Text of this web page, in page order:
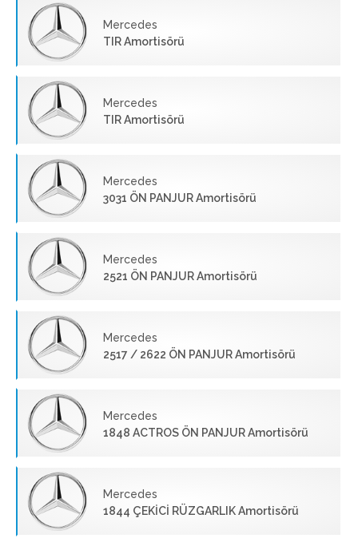
Mercedes
TIR Amortisörü
Mercedes
TIR Amortisörü
Mercedes
3031 ÖN PANJUR Amortisörü
Mercedes
2521 ÖN PANJUR Amortisörü
Mercedes
2517 / 2622 ÖN PANJUR Amortisörü
Mercedes
1848 ACTROS ÖN PANJUR Amortisörü
Mercedes
1844 ÇEKİCİ RÜZGARLIK Amortisörü